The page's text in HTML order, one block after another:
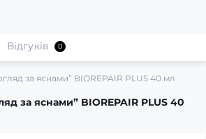
за яснами” BIOREPAIR PLUS 40 мл
за яснами” BIOREPAIR PLUS 40
Відгуків 0